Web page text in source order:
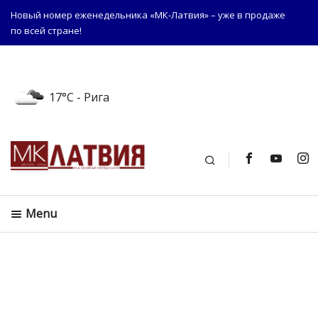
Новый номер еженедельника «МК-Латвия» – уже в продаже
по всей стране!
17°C - Рига
Поиск
Menu